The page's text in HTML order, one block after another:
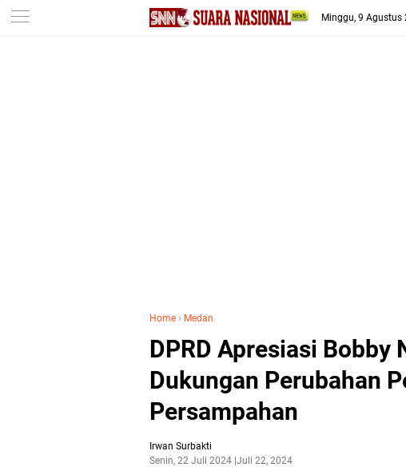
-->
Minggu, 9 Agustus
Home › Medan
DPRD Apresiasi Bobby
Dukungan Perubahan
Persampahan
Irwan Surbakti
Senin, 22 Juli 2024 Juli 22, 2024